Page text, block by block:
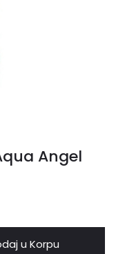
Angel
u Korpu